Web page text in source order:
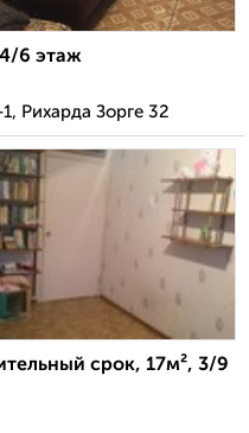
6 этаж
Рихарда Зорге 32
срок, 17м², 3/9